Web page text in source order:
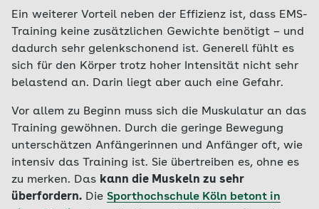
Ein weiterer Vorteil neben der Effizienz ist, dass EMS-
Training keine zusätzlichen Gewichte benötigt – und
dadurch sehr gelenkschonend ist. Generell fühlt es
sich für den Körper trotz hoher Intensität nicht sehr
belastend an. Darin liegt aber auch eine Gefahr.
Vor allem zu Beginn muss sich die Muskulatur an das
Training gewöhnen. Durch die geringe Bewegung
unterschätzen Anfängerinnen und Anfänger oft, wie
intensiv das Training ist. Sie übertreiben es, ohne es
zu merken. Das kann die Muskeln zu sehr
überfordern. Die Sporthochschule Köln betont in